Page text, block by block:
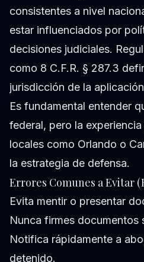
consistentes a nivel
estar influenciados por
decisiones judiciales.
como 8 C.F.R. § 287.3
jurisdicción de la
Es fundamental entender
federal, pero la
locales como Orlando o
la estrategia de defensa.
Errores Comunes a Evitar
Evita mentir o presentar
Nunca firmes documentos
Notifica rápidamente a
detenido.